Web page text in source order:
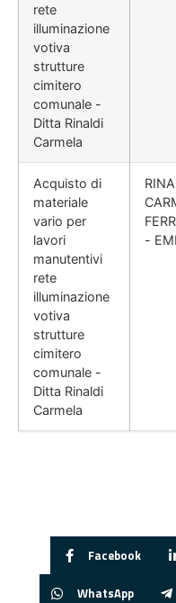
rete
illuminazione
votiva
strutture
cimitero
comunale -
Ditta Rinaldi
Carmela
Acquisto di
materiale
vario per
lavori
manutentivi
rete
illuminazione
votiva
strutture
cimitero
comunale -
Ditta Rinaldi
Carmela
-
Facebook
WhatsApp